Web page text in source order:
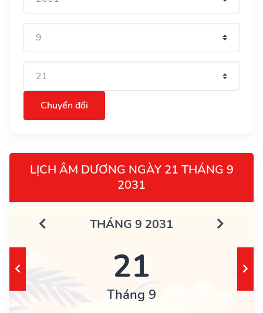
Chuyển đổi
LỊCH ÂM DƯƠNG NGÀY 21 THÁNG 9
2031
THÁNG 9 2031
21
Tháng 9